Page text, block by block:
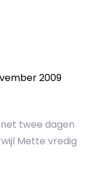
2009
twee dagen
Mette vredig